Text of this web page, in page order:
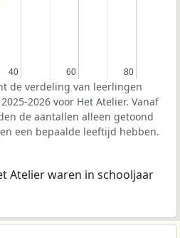
40
40 60
60 80
80
de verdeling van leerlingen
2026 voor Het Atelier. Vanaf
de aantallen alleen getoond
een bepaalde leeftijd hebben.
Atelier waren in schooljaar